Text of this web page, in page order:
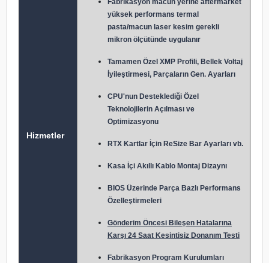
Hizmetler
Fabrikasyon macun yerine aftermarket
yüksek performans termal
pasta/macun laser kesim gerekli
mikron ölçütünde uygulanır
Tamamen Özel XMP Profili, Bellek Voltaj
İyileştirmesi, Parçaların Gen. Ayarları
CPU'nun Desteklediği Özel
Teknolojilerin Açılması ve
Optimizasyonu
RTX Kartlar İçin ReSize Bar Ayarları vb.
Kasa İçi Akıllı Kablo Montaj Dizaynı
BIOS Üzerinde Parça Bazlı Performans
Özelleştirmeleri
Gönderim Öncesi Bileşen Hatalarına
Karşı 24 Saat Kesintisiz Donanım Testi
Fabrikasyon Program Kurulumları